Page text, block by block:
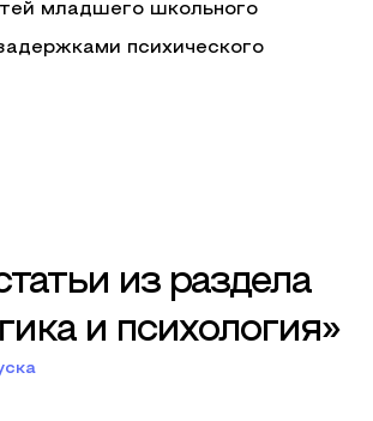
младшего школьного
психического
из раздела
и психология»